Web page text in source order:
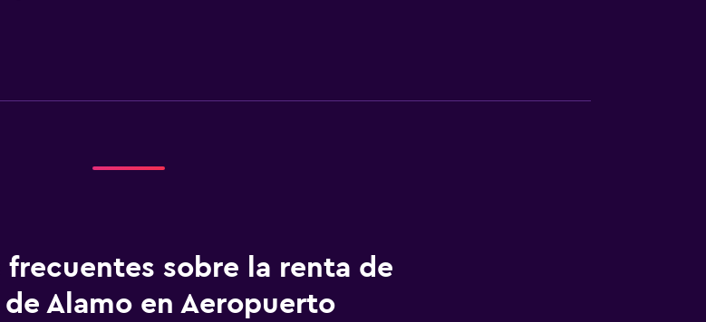
frecuentes sobre la renta de
Alamo en Aeropuerto